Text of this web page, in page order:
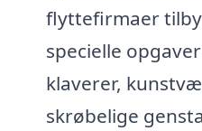
flyttefirmaer
specielle
klaverer,
skrøbelige